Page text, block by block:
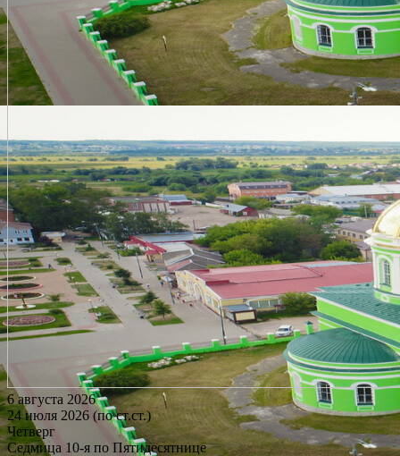
6 августа 2026
24 июля 2026 (по ст.ст.)
Четверг
Седмица 10-я по Пятидесятнице